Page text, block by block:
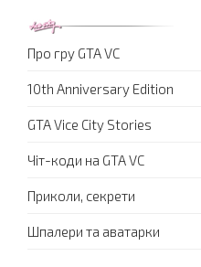
Про гру GTA VC
10th Anniversary Edition
GTA Vice City Stories
Чіт-коди на GTA VC
Приколи, секрети
Шпалери та аватарки